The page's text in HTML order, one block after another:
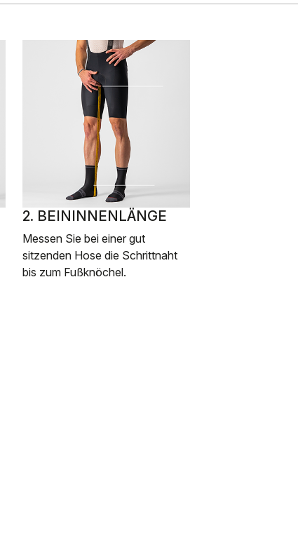
2. BEININNENLÄNGE
Messen Sie bei einer gut
sitzenden Hose die Schrittnaht
bis zum Fußknöchel.